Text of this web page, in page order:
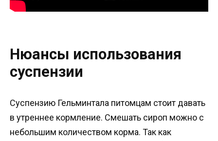
Нюансы использования
суспензии
Суспензию Гельминтала питомцам стоит давать
в утреннее кормление. Смешать сироп можно с
небольшим количеством корма. Так как